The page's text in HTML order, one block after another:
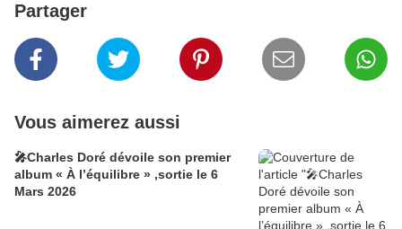
Partager
Vous aimerez aussi
🎤Charles Doré dévoile son premier
album « À l’équilibre » ,sortie le 6
Mars 2026